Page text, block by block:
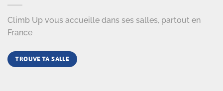
Climb Up vous accueille dans ses salles, partout en
France
TROUVE TA SALLE